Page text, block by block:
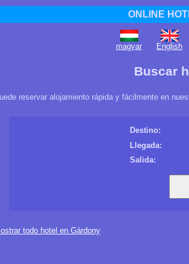
ONLINE
magyar English
Buscar
reservar alojamiento rápida y fácilmente en
Destino:
Llegada:
Salida:
todo hotel en Gárdony